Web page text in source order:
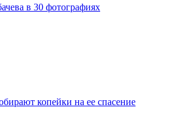
в 30 фотографиях
копейки на ее спасение